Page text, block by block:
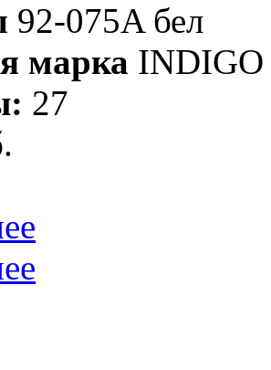
92-075A бел
марка
27